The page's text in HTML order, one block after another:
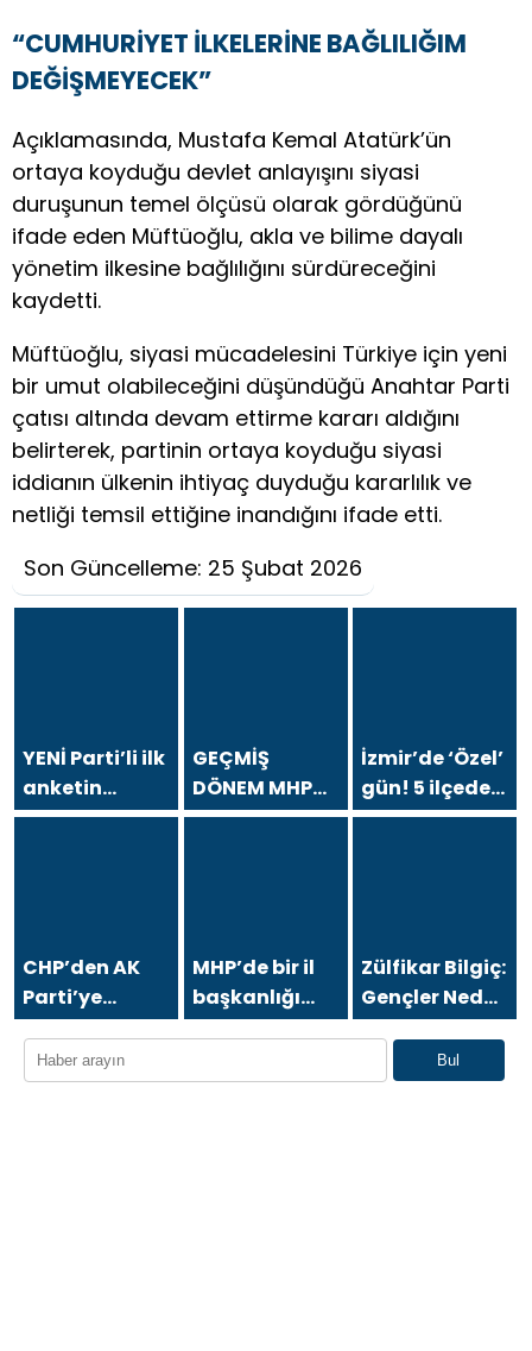
“CUMHURİYET İLKELERİNE BAĞLILIĞIM
DEĞİŞMEYECEK”
Açıklamasında, Mustafa Kemal Atatürk’ün
ortaya koyduğu devlet anlayışını siyasi
duruşunun temel ölçüsü olarak gördüğünü
ifade eden Müftüoğlu, akla ve bilime dayalı
yönetim ilkesine bağlılığını sürdüreceğini
kaydetti.
Müftüoğlu, siyasi mücadelesini Türkiye için yeni
bir umut olabileceğini düşündüğü Anahtar Parti
çatısı altında devam ettirme kararı aldığını
belirterek, partinin ortaya koyduğu siyasi
iddianın ülkenin ihtiyaç duyduğu kararlılık ve
netliği temsil ettiğine inandığını ifade etti.
Son Güncelleme: 25 Şubat 2026
YENİ Parti’li ilk
anketin
sonuçları
GEÇMİŞ
DÖNEM MHP
BÜYÜKŞEHİR
BURSA İÇİN
“MİNEATÜRKİSTAN”
ÇAĞRISI:
DÜNYASININ
İzmir’de ‘Özel’
gün! 5 ilçede
ve
CHP’den AK
Parti’ye
geçmişti!
Nimet
Özdemir:
MHP’de bir il
başkanlığı
daha
Zülfikar Bilgiç:
Gençler Neden
Yurtdışına
Gidiyor?Bul